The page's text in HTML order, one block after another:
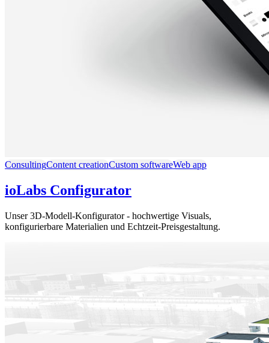
ConsultingContent creationCustom softwareWeb app
ioLabs Configurator
Unser 3D-Modell-Konfigurator - hochwertige Visuals,
konfigurierbare Materialien und Echtzeit-Preisgestaltung.